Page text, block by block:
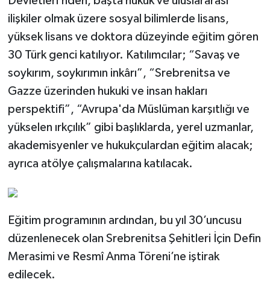
ilişkiler olmak üzere sosyal bilimlerde lisans,
yüksek lisans ve doktora düzeyinde eğitim gören
30 Türk genci katılıyor. Katılımcılar; “Savaş ve
soykırım, soykırımın inkârı”, “Srebrenitsa ve
Gazze üzerinden hukuki ve insan hakları
perspektifi”, “Avrupa'da Müslüman karşıtlığı ve
yükselen ırkçılık” gibi başlıklarda, yerel uzmanlar,
akademisyenler ve hukukçulardan eğitim alacak;
ayrıca atölye çalışmalarına katılacak.
Eğitim programının ardından, bu yıl 30’uncusu
düzenlenecek olan Srebrenitsa Şehitleri İçin Defin
Merasimi ve Resmî Anma Töreni’ne iştirak
edilecek.